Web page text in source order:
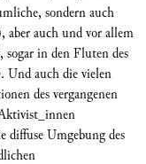
sondern auch
aber auch und vor allem
in den Fluten des
Und auch die vielen
des vergangenen
diffuse Umgebung des